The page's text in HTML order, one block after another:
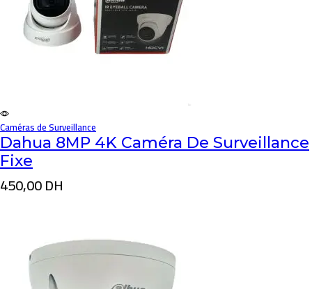
Caméras de Surveillance
Dahua 8MP 4K Caméra De Surveillance
Fixe
450,00DH